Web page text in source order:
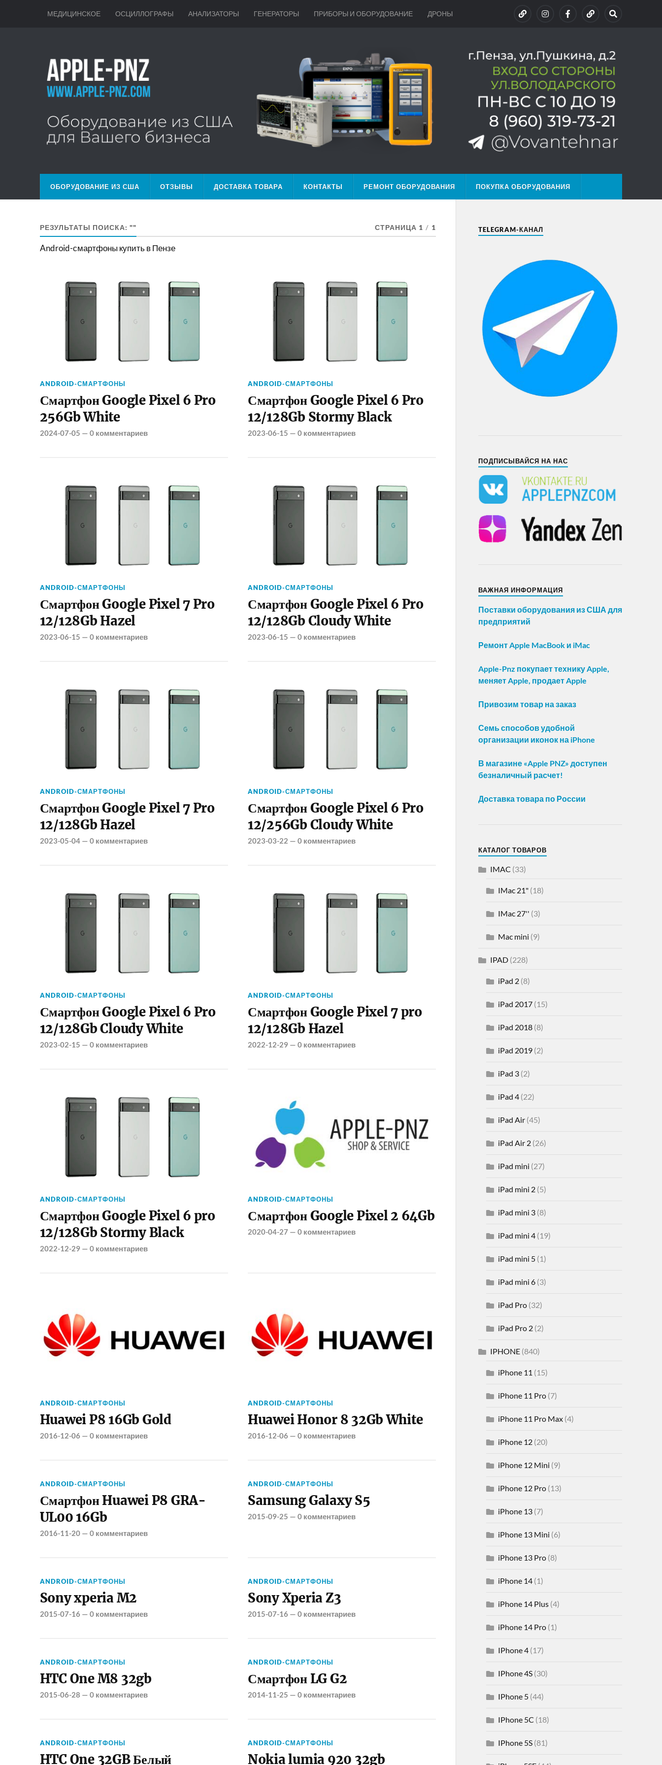
МЕДИЦИНСКОЕ ОСЦИЛЛОГРАФЫ АНАЛИЗАТОРЫ ГЕНЕРАТОРЫ ПРИБОРЫ И ОБОРУДОВАНИЕ ДРОНЫ
ОБОРУДОВАНИЕ ИЗ США ОТЗЫВЫ ДОСТАВКА ТОВАРА КОНТАКТЫ РЕМОНТ ОБОРУДОВАНИЯ ПОКУПКА ОБОРУДОВАНИЯ
РЕЗУЛЬТАТЫ ПОИСКА: "" СТРАНИЦА 1 / 1
Android-смартфоны купить в Пензе
ANDROID-СМАРТФОНЫ
Смартфон Google Pixel 6 Pro
256Gb White
2024-07-05 — 0 комментариев
ANDROID-СМАРТФОНЫ
Смартфон Google Pixel 6 Pro
12/128Gb Stormy Black
2023-06-15 — 0 комментариев
ANDROID-СМАРТФОНЫ
Смартфон Google Pixel 7 Pro
12/128Gb Hazel
2023-06-15 — 0 комментариев
ANDROID-СМАРТФОНЫ
Смартфон Google Pixel 6 Pro
12/128Gb Cloudy White
2023-06-15 — 0 комментариев
ANDROID-СМАРТФОНЫ
Смартфон Google Pixel 7 Pro
12/128Gb Hazel
2023-05-04— 0 комментариев
ANDROID-СМАРТФОНЫ
Смартфон Google Pixel 6 Pro
12/256Gb Cloudy White
2023-03-22 — 0 комментариев
ANDROID-СМАРТФОНЫ
Смартфон Google Pixel 6 Pro
12/128Gb Cloudy White
2023-02-15 — 0 комментариев
ANDROID-СМАРТФОНЫ
Смартфон Google Pixel 7 pro
12/128Gb Hazel
2022-12-29— 0 комментариев
ANDROID-СМАРТФОНЫ
Смартфон Google Pixel 6 pro
12/128Gb Stormy Black
2022-12-29— 0 комментариев
ANDROID-СМАРТФОНЫ
Смартфон Google Pixel 2 64Gb
2020-04-27— 0 комментариев
ANDROID-СМАРТФОНЫ
Huawei P8 16Gb Gold
2016-12-06— 0 комментариев
ANDROID-СМАРТФОНЫ
Huawei Honor 8 32Gb White
2016-12-06— 0 комментариев
ANDROID-СМАРТФОНЫ
Смартфон Huawei P8 GRA-
UL00 16Gb
2016-11-20— 0 комментариев
ANDROID-СМАРТФОНЫ
Samsung Galaxy S5
2015-09-25 — 0 комментариев
ANDROID-СМАРТФОНЫ
Sony xperia M2
2015-07-16— 0 комментариев
ANDROID-СМАРТФОНЫ
Sony Xperia Z3
2015-07-16— 0 комментариев
ANDROID-СМАРТФОНЫ
HTC One M8 32gb
2015-06-28 — 0 комментариев
ANDROID-СМАРТФОНЫ
Смартфон LG G2
2014-11-25 — 0 комментариев
ANDROID-СМАРТФОНЫ
HTC One 32GB Белый
ANDROID-СМАРТФОНЫ
Nokia lumia 920 32gb
TELEGRAM-КАНАЛ
ПОДПИСЫВАЙСЯ НА НАС
ВАЖНАЯ ИНФОРМАЦИЯ
Поставки оборудования из США для
предприятий
Ремонт Apple MacBook и iMac
Apple-Pnz покупает технику Apple,
меняет Apple, продает Apple
Привозим товар на заказ
Семь способов удобной
организации иконок на iPhone
В магазине «Apple PNZ» доступен
безналичный расчет!
Доставка товара по России
КАТАЛОГ ТОВАРОВ
IMAC (33)
IMac 21"(18)
IMac 27'' (3)
Mac mini (9)
IPAD(228)
iPad 2(8)
iPad 2017(15)
iPad 2018(8)
iPad 2019(2)
iPad 3(2)
iPad 4(22)
iPad Air(45)
iPad Air 2(26)
iPad mini (27)
iPad mini 2(5)
iPad mini 3(8)
iPad mini 4(19)
iPad mini 5(1)
iPad mini 6(3)
iPad Pro(32)
iPad Pro 2(2)
IPHONE(840)
iPhone 11 (15)
iPhone 11 Pro(7)
iPhone 11 Pro Max(4)
iPhone 12(20)
iPhone 12 Mini (9)
iPhone 12 Pro(13)
iPhone 13(7)
iPhone 13 Mini (6)
iPhone 13 Pro(8)
iPhone 14(1)
iPhone 14 Plus(4)
iPhone 14 Pro(1)
IPhone 4(17)
IPhone 4S(30)
IPhone 5(44)
IPhone 5C (18)
IPhone 5S(81)